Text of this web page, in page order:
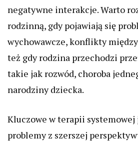
negatywne interakcje. Warto
rodzinną, gdy pojawiają się
wychowawcze, konflikty
też gdy rodzina przechodzi
takie jak rozwód, choroba
narodziny dziecka.
Kluczowe w terapii
problemy z szerszej